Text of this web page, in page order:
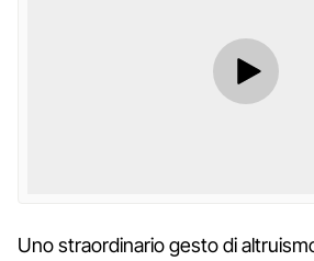
Uno straordinario gesto di